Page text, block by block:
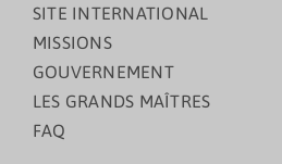
SITE INTERNATIONAL
MISSIONS
GOUVERNEMENT
LES GRANDS MAÎTRES
FAQ